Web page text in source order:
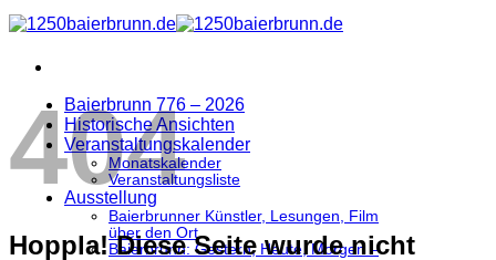
Zum
Inhalt
Baierbrunn 776 – 2026
Historische Ansichten
Veranstaltungskalender
Monatskalender
Veranstaltungsliste
Ausstellung
Baierbrunner Künstler, Lesungen, Film
über den Ort
Baierbrunn: Gestern, Heute, Morgen –
404
Hoppla! Diese Seite wurde nicht